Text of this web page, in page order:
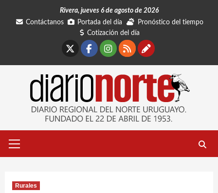
Rivera, jueves 6 de agosto de 2026
Contáctanos
Portada del día
Pronóstico del tiempo
Cotización del día
Facebook
Instagram
RSSContáctanos
primario
Rurales